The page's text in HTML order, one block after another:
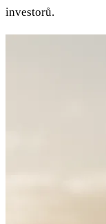
investorů.